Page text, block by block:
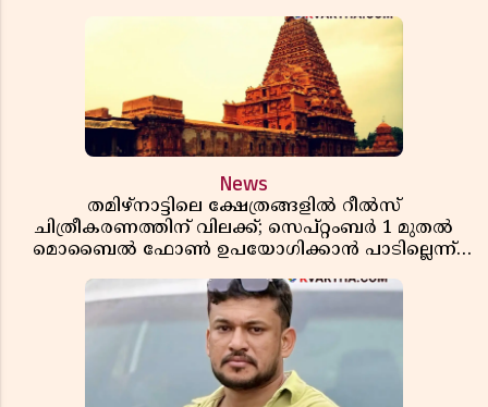
News
തമിഴ്‌നാട്ടിലെ ക്ഷേത്രങ്ങളിൽ റീൽസ്
ചിത്രീകരണത്തിന് വിലക്ക്; സെപ്റ്റംബർ 1 മുതൽ
മൊബൈൽ ഫോൺ ഉപയോഗിക്കാൻ പാടില്ലെന്ന്